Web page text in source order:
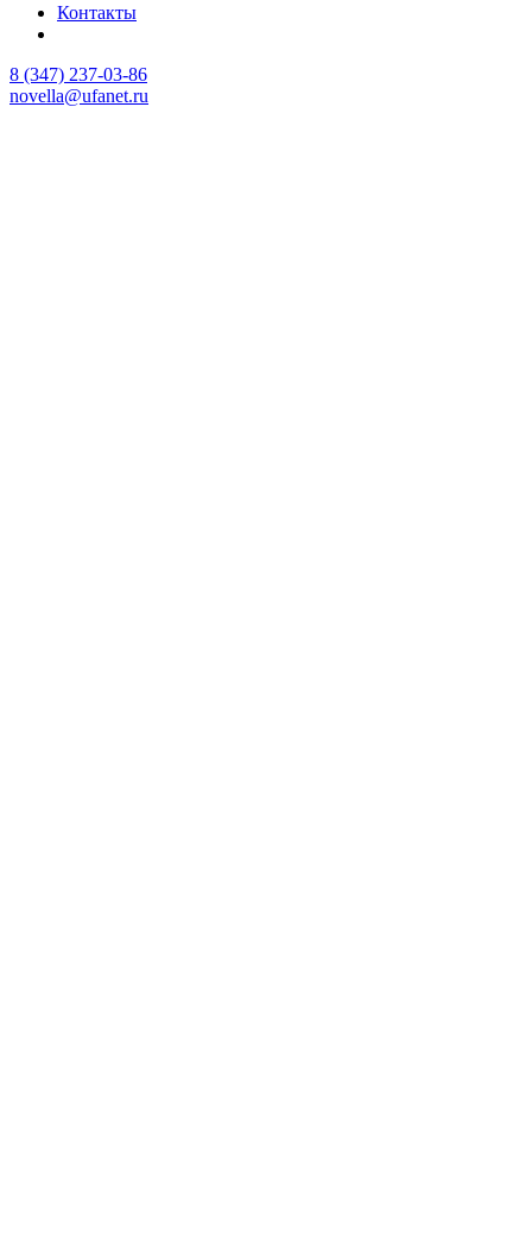
Контакты
8 (347) 237-03-86
novella@ufanet.ru